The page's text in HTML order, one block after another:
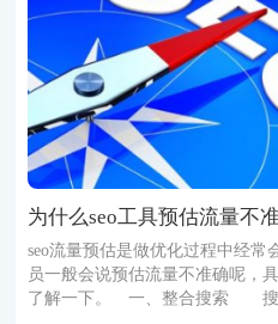
为什么seo工具预估流量不
seo流量预估是做优化过程中经常
员一般会说预估流量不准确呢，
了解一下。 一、整合搜索 搜